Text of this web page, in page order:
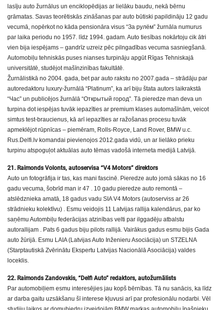
lasīju auto žurnālus un enciklopēdijas ar lielāku baudu, nekā bērnu
grāmatas. Savas teorētiskās zināšanas par auto būtiski papildināju 12 gadu
vecumā, nopērkot no kāda pensionāra visus “За рулём” žurnāla numurus
par laika periodu no 1957. līdz 1994. gadam. Auto tiesības nokārtoju cik ātri
vien bija iespējams – gandrīz uzreiz pēc pilngadības vecuma sasniegšanā.
Automobiļu tehniskās puses nianses turpināju apgūt Rīgas Tehniskajā
universitātē, studējot mašīnzinības fakultātē.
Žurnālistikā no 2004. gada, bet par auto rakstu no 2007.gada – strādāju par
autoredaktoru luxury-žurnālā “Platinum”, ka arī biju štata autors laikrakstā
“Час” un publicējos žurnālā “Открытый город”. Tā pieredze man deva un
turpina dot iespējas tuvāk iepazīties ar premium klases automašīnām, veicot
simtus test-braucienus, kā arī iepazīties ar ražošanas procesu tuvāk
apmeklējot rūpnīcas – piemēram, Rolls-Royce, Land Rover, BMW u.c.
Rus.Delfi.lv komandai pievienojos 2012.gada vidū, un ar lielāko prieku
turpinu atspoguļot aktuālas auto tēmas vadošā interneta medijā Latvijā.
21. Raimonds Volonts, autoservisa “V4 Motors” direktors
Auto un fotogrāfija ir tas, kas mani fascinē. Pieredze auto jomā sākas no 16
gadu vecuma, šobrīd man ir 47 . 10 gadu pieredze auto remontā –
atslēdznieka amatā, 18 gadus vadu SIA V4 Motors (autoserviss ar 26
strādnieku kolektīvu) . Esmu veidojis 11 Latvijas rallija kalendārus, par ko
saņēmu Autombiļu federācijas atzinības velti par ilggadēju atbalstu
autorallijam . Pats 6 gadus biju pilots rallijā. Vairākus gadus esmu bijis Gada
auto žūrijā. Esmu LAIA (Latvijas Auto Inženieru Asociācija) un STZELNA
(Starptautiskā Zvērinātu Ekspertu Latvijas Nacionālā Asociācija) valdes
loceklis.
22. Raimonds Zandovskis, “Delfi Auto” redaktors, autožurnālists
Par automobiļiem esmu interesējies jau kopš bērnības. Tā nu sanācis, ka līdz
ar darba gaitu uzsākšanu šī interese kļuvusi arī par profesionālu nodarbi. Vēl